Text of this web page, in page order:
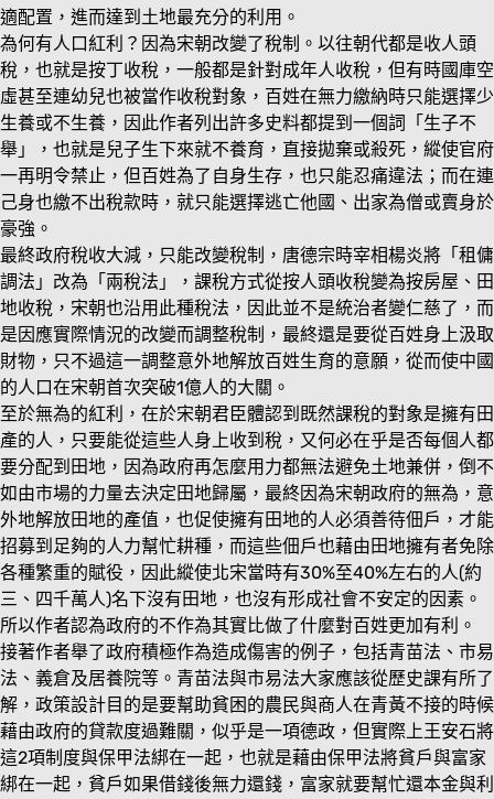
適配置，進而達到土地最充分的利用。
為何有人口紅利？因為宋朝改變了稅制。以往朝代都是收人頭
稅，也就是按丁收稅，一般都是針對成年人收稅，但有時國庫空
虛甚至連幼兒也被當作收稅對象，百姓在無力繳納時只能選擇少
生養或不生養，因此作者列出許多史料都提到一個詞「生子不
舉」，也就是兒子生下來就不養育，直接拋棄或殺死，縱使官府
一再明令禁止，但百姓為了自身生存，也只能忍痛違法；而在連
己身也繳不出稅款時，就只能選擇逃亡他國、出家為僧或賣身於
豪強。
最終政府稅收大減，只能改變稅制，唐德宗時宰相楊炎將「租傭
調法」改為「兩稅法」，課稅方式從按人頭收稅變為按房屋、田
地收稅，宋朝也沿用此種稅法，因此並不是統治者變仁慈了，而
是因應實際情況的改變而調整稅制，最終還是要從百姓身上汲取
財物，只不過這一調整意外地解放百姓生育的意願，從而使中國
的人口在宋朝首次突破1億人的大關。
至於無為的紅利，在於宋朝君臣體認到既然課稅的對象是擁有田
產的人，只要能從這些人身上收到稅，又何必在乎是否每個人都
要分配到田地，因為政府再怎麼用力都無法避免土地兼併，倒不
如由市場的力量去決定田地歸屬，最終因為宋朝政府的無為，意
外地解放田地的產值，也促使擁有田地的人必須善待佃戶，才能
招募到足夠的人力幫忙耕種，而這些佃戶也藉由田地擁有者免除
各種繁重的賦役，因此縱使北宋當時有30%至40%左右的人(約
三、四千萬人)名下沒有田地，也沒有形成社會不安定的因素。
所以作者認為政府的不作為其實比做了什麼對百姓更加有利。
接著作者舉了政府積極作為造成傷害的例子，包括青苗法、市易
法、義倉及居養院等。青苗法與市易法大家應該從歷史課有所了
解，政策設計目的是要幫助貧困的農民與商人在青黃不接的時候
藉由政府的貸款度過難關，似乎是一項德政，但實際上王安石將
這2項制度與保甲法綁在一起，也就是藉由保甲法將貧戶與富家
綁在一起，貧戶如果借錢後無力還錢，富家就要幫忙還本金與利